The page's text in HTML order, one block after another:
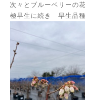
次々とブルーベリーの
極早生に続き 早生品